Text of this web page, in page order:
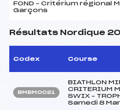
FOND – Critérium régional
Garçons
Résultats Nordique
Codex Course
BMBM0021
BIATHLON
CRITERIUM
SWIX –
Samedi 8